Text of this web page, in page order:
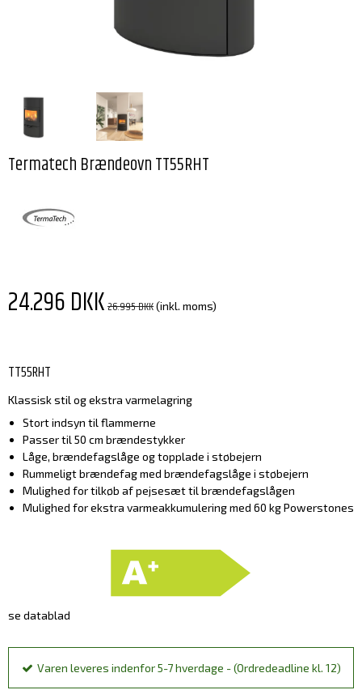
Termatech Brændeovn TT55RHT
24.296 DKK26.995 DKK(inkl. moms)
TT55RHT
Klassisk stil og ekstra varmelagring
Stort indsyn til flammerne
Passer til 50 cm brændestykker
Låge, brændefagslåge og topplade i støbejern
Rummeligt brændefag med brændefagslåge i støbejern
Mulighed for tilkøb af pejsesæt til brændefagslågen
Mulighed for ekstra varmeakkumulering med 60 kg Powerstones
se datablad
Varen leveres indenfor 5-7 hverdage - (Ordredeadline kl. 12)